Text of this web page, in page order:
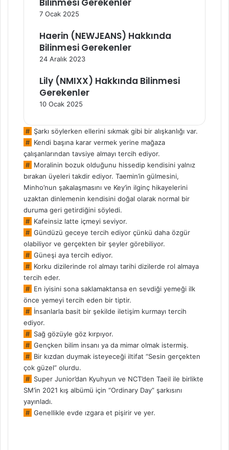
Bilinmesi Gerekenler
7 Ocak 2025
Haerin (NEWJEANS) Hakkında
Bilinmesi Gerekenler
24 Aralık 2023
Lily (NMIXX) Hakkında Bilinmesi
Gerekenler
10 Ocak 2025
# Şarkı söylerken ellerini sıkmak gibi bir alışkanlığı var.
# Kendi başına karar vermek yerine mağaza
çalışanlarından tavsiye almayı tercih ediyor.
# Moralinin bozuk olduğunu hissedip kendisini yalnız
bırakan üyeleri takdir ediyor. Taemin’in gülmesini,
Minho’nun şakalaşmasını ve Key’in ilginç hikayelerini
uzaktan dinlemenin kendisini doğal olarak normal bir
duruma geri getirdiğini söyledi.
# Kafeinsiz latte içmeyi seviyor.
# Gündüzü geceye tercih ediyor çünkü daha özgür
olabiliyor ve gerçekten bir şeyler görebiliyor.
# Güneşi aya tercih ediyor.
# Korku dizilerinde rol almayı tarihi dizilerde rol almaya
tercih eder.
# En iyisini sona saklamaktansa en sevdiği yemeği ilk
önce yemeyi tercih eden bir tiptir.
# İnsanlarla basit bir şekilde iletişim kurmayı tercih
ediyor.
# Sağ gözüyle göz kırpıyor.
# Gençken bilim insanı ya da mimar olmak istermiş.
# Bir kızdan duymak isteyeceği iltifat “Sesin gerçekten
çok güzel” olurdu.
# Super Junior’dan Kyuhyun ve NCT’den Taeil ile birlikte
SM’in 2021 kış albümü için “Ordinary Day” şarkısını
yayınladı.
# Genellikle evde ızgara et pişirir ve yer.